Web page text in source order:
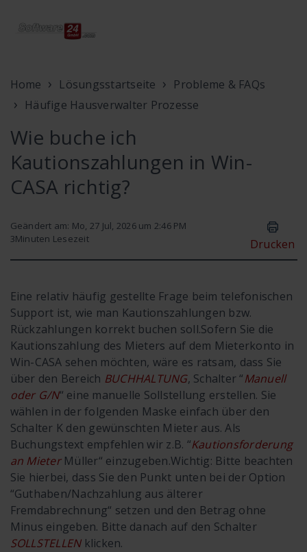
Home Lösungsstartseite
Probleme & FAQs
Häufige Hausverwalter Prozesse
Wie buche ich
Kautionszahlungen in Win-
CASA richtig?
Geändert am: Mo, 27 Jul, 2026 um 2:46 PM
3Minuten Lesezeit Drucken
Eine relativ häufig gestellte Frage beim telefonischen
Support ist, wie man Kautionszahlungen bzw.
Rückzahlungen korrekt buchen soll.Sofern Sie die
Kautionszahlung des Mieters auf dem Mieterkonto in
Win-CASA sehen möchten, wäre es ratsam, dass Sie
über den Bereich BUCHHALTUNG, Schalter “Manuell
oder G/N“ eine manuelle Sollstellung erstellen. Sie
wählen in der folgenden Maske einfach über den
Schalter K den gewünschten Mieter aus. Als
Buchungstext empfehlen wir z.B. “Kautionsforderung
an Mieter Müller“ einzugeben.Wichtig: Bitte beachten
Sie hierbei, dass Sie den Punkt unten bei der Option
“Guthaben/Nachzahlung aus älterer
Fremdabrechnung“ setzen und den Betrag ohne
Minus eingeben. Bitte danach auf den Schalter
SOLLSTELLENklicken.